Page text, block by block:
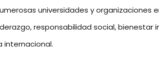
universidades y organizaciones
responsabilidad social, bienestar
internacional.